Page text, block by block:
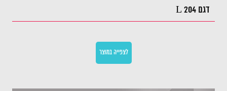
דגם L 204
לצפייה במוצר